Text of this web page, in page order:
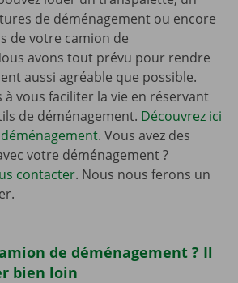
de déménagement ou encore
de votre camion de
avons tout prévu pour rendre
aussi agréable que possible.
à vous faciliter la vie en réservant
de déménagement. Découvrez ici
. Vous avez des
votre déménagement ?
contacter. Nous nous ferons un
de déménagement ? Il
bien loin